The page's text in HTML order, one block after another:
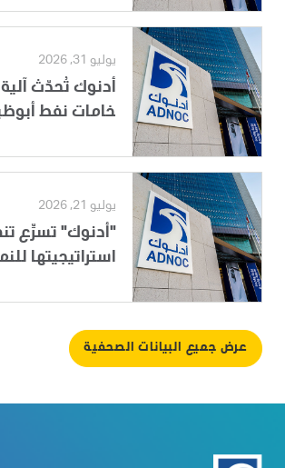
يوليو 31, 2026
أدنوك تُحدّث
خامات نفط
يوليو 21, 2026
"أدنوك" تسرِّع
استراتيجيتها
عرض جميع البيانات الصحفية